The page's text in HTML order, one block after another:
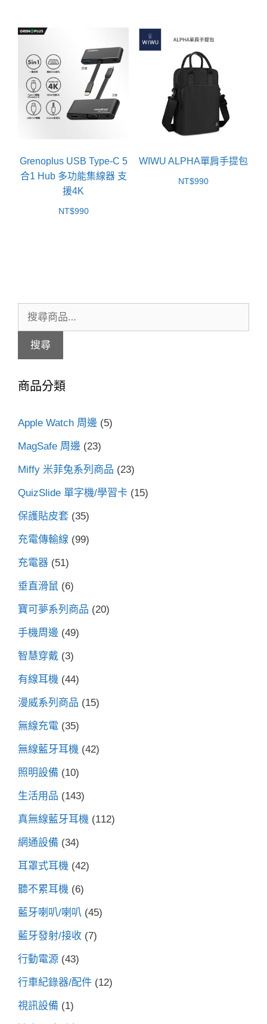
Grenoplus USB Type-C 5
合1 Hub 多功能集線器 支
援4K
NT$990
WIWU ALPHA單肩手提包
NT$990
尋
字:
搜尋
商品分類
Apple Watch 周邊 (5)
MagSafe 周邊 (23)
Miffy 米菲兔系列商品 (23)
QuizSlide 單字機/學習卡 (15)
保護貼皮套 (35)
充電傳輸線 (99)
充電器 (51)
垂直滑鼠 (6)
寶可夢系列商品 (20)
手機周邊 (49)
智慧穿戴 (3)
有線耳機 (44)
漫威系列商品 (15)
無線充電 (35)
無線藍牙耳機 (42)
照明設備 (10)
生活用品 (143)
真無線藍牙耳機 (112)
網通設備 (34)
耳罩式耳機 (42)
聽不累耳機 (6)
藍牙喇叭/喇叭 (45)
藍牙發射/接收 (7)
行動電源 (43)
行車紀錄器/配件 (12)
視訊設備 (1)